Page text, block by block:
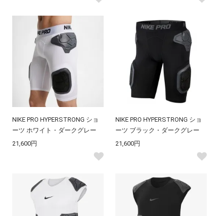
NIKE PRO HYPERSTRONG ショ
ーツ ホワイト・ダークグレー
21,600円
NIKE PRO HYPERSTRONG ショ
ーツ ブラック・ダークグレー
21,600円